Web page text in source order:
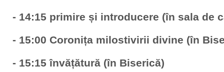
- 14:15 primire și introducere (în sala de
- 15:00 Coronița milostivirii divine (în
- 15:15 învățătură (în Biserică)